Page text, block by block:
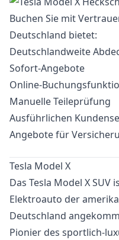
Buchen Sie mit
Deutschland bietet:
Deutschlandweite
Sofort-Angebote
Online-
Manuelle Teileprüfung
Ausführlichen
Angebote für
Tesla Model X
Das Tesla Model X
Elektroauto der
Deutschland
Pionier des sportlich-